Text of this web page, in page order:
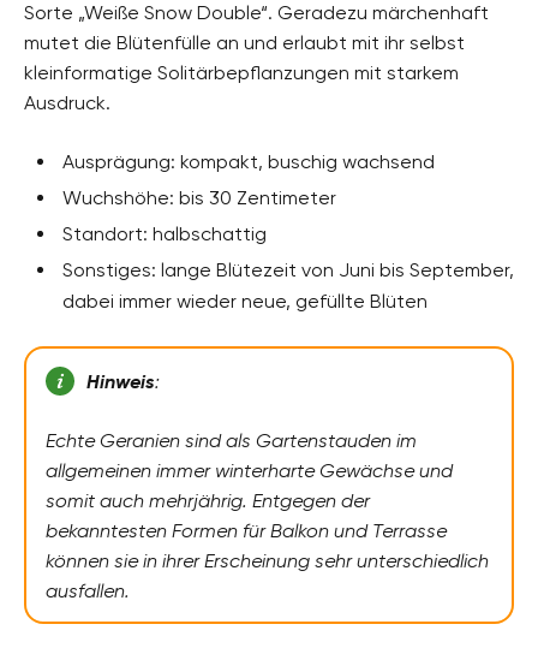
Sorte „Weiße Snow Double“. Geradezu märchenhaft
mutet die Blütenfülle an und erlaubt mit ihr selbst
kleinformatige Solitärbepflanzungen mit starkem
Ausdruck.
Ausprägung: kompakt, buschig wachsend
Wuchshöhe: bis 30 Zentimeter
Standort: halbschattig
Sonstiges: lange Blütezeit von Juni bis September,
dabei immer wieder neue, gefüllte Blüten
Hinweis:
Echte Geranien sind als Gartenstauden im
allgemeinen immer winterharte Gewächse und
somit auch mehrjährig. Entgegen der
bekanntesten Formen für Balkon und Terrasse
können sie in ihrer Erscheinung sehr unterschiedlich
ausfallen.